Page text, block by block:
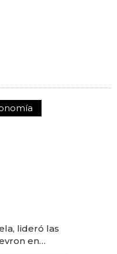
lideró las
en